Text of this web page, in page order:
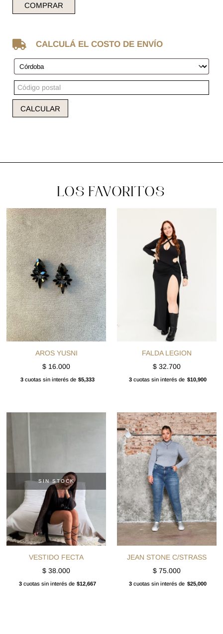
COMPRAR
 CALCULÁ EL COSTO DE ENVÍO
CALCULAR
LOS FAVORITOS
AROS YUSNI
$ 16.000
3cuotas sin interés de $5,333
FALDA LEGION
$32.700
3 cuotas sin interés de $10,900
SIN STOCK
VESTIDO FECTA
$ 38.000
3cuotas sin interés de $12,667
JEAN STONE C/STRASS
$75.000
3 cuotas sin interés de $25,000